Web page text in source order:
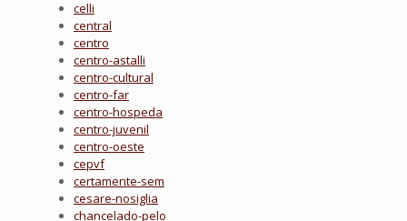
celli
central
centro
centro-astalli
centro-cultural
centro-far
centro-hospeda
centro-juvenil
centro-oeste
cepvf
certamente-sem
cesare-nosiglia
chancelado-pelo